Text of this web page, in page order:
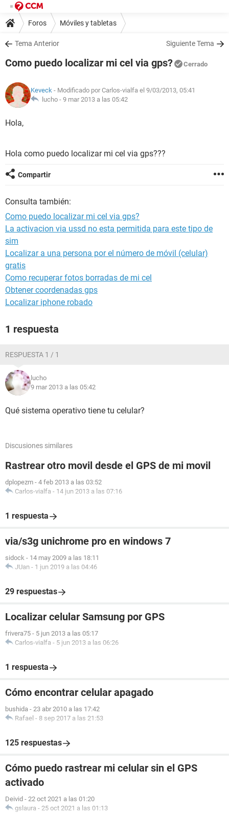
Foros Móviles y tabletas
Tema Anterior Siguiente Tema
Como puedo localizar mi cel via gps? Cerrado
Keveck - Modificado por Carlos-vialfa el 9/03/2013, 05:41
lucho - 9 mar 2013 a las 05:42
Hola,
Hola como puedo localizar mi cel via gps???
Compartir
Consulta también:
Como puedo localizar mi cel via gps?
La activacion via ussd no esta permitida para este tipo de
sim
Localizar a una persona por el número de móvil (celular)
gratis
Como recuperar fotos borradas de mi cel
Obtener coordenadas gps
Localizar iphone robado
1 respuesta
RESPUESTA 1 / 1
lucho
9 mar 2013 a las 05:42
Qué sistema operativo tiene tu celular?
Discusiones similares
Rastrear otro movil desde el GPS de mi movil
dplopezm - 4 feb 2013 a las 03:52
Carlos-vialfa - 14 jun 2013 a las 07:16
1 respuesta
via/s3g unichrome pro en windows 7
sidock - 14 may 2009 a las 18:11
JUan - 1 jun 2019 a las 04:46
29 respuestas
Localizar celular Samsung por GPS
frivera75 - 5 jun 2013 a las 05:17
Carlos-vialfa - 5 jun 2013 a las 06:26
1 respuesta
Cómo encontrar celular apagado
bushida - 23 abr 2010 a las 17:42
Rafael - 8 sep 2017 a las 21:53
125 respuestas
Cómo puedo rastrear mi celular sin el GPS
activado
Deivid - 22 oct 2021 a las 01:20
gslaura - 25 oct 2021 a las 01:13